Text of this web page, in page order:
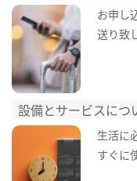
お申し
送り致
設備とサービスにつ
生活に
すぐに